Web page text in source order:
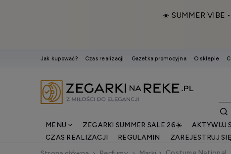
☀️ SUMMER VIBE
Jak kupować? Czas realizacji Gazetka promocyjna O sklepie
MENU ZEGARKI SUMMER SALE 26☀️ AKTYWUJ
CZAS REALIZACJI
REGULAMIN
ZAREJESTRUJ SIĘ